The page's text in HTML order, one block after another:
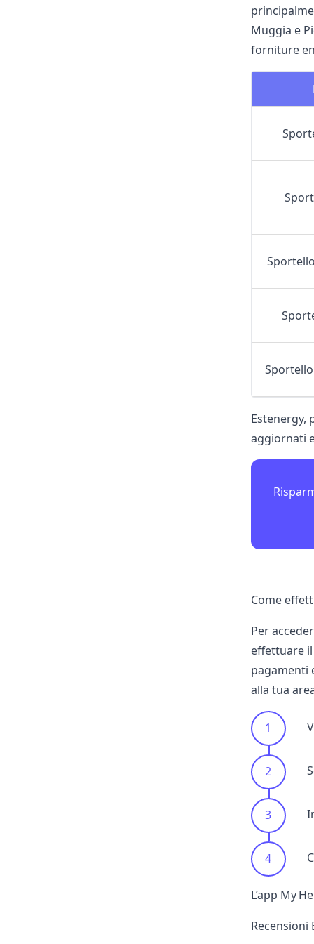
Muggia e
forniture
Estenergy,
aggiornati
Come
Per
effettuare
pagamenti
alla tua
L’app My
Recensioni